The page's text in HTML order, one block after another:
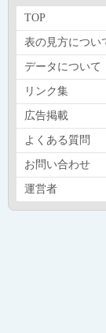
TOP
表の見方につい
データについて
リンク集
広告掲載
よくある質問
お問い合わせ
運営者